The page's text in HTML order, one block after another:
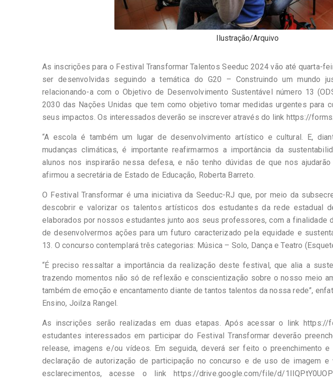
Ilustração/Arquivo
As inscrições para o Festival Transformar Talentos Seeduc 2024 vão até quarta-
ser desenvolvidas seguindo a temática do G20 – Construindo um mundo
relacionando-a com o Objetivo de Desenvolvimento Sustentável número 13
2030 das Nações Unidas que tem como objetivo tomar medidas urgentes para
seus impactos. Os interessados deverão se inscrever através do link https://
“A escola é também um lugar de desenvolvimento artístico e cultural. E,
mudanças climáticas, é importante reafirmarmos a importância da
alunos nos inspirarão nessa defesa, e não tenho dúvidas de que nos ajudarão
afirmou a secretária de Estado de Educação, Roberta Barreto.
O Festival Transformar é uma iniciativa da Seeduc-RJ que, por meio da
descobrir e valorizar os talentos artísticos dos estudantes da rede estadual
elaborados por nossos estudantes junto aos seus professores, com a finalidade
de desenvolvermos ações para um futuro caracterizado pela equidade e
13. O concurso contemplará três categorias: Música – Solo, Dança e Teatro
“É preciso ressaltar a importância da realização deste festival, que alia a
trazendo momentos não só de reflexão e conscientização sobre o nosso meio
também de emoção e encantamento diante de tantos talentos da nossa rede”,
Ensino, Joilza Rangel.
As inscrições serão realizadas em duas etapas. Após acessar o link https://
estudantes interessados em participar do Festival Transformar deverão
release, imagens e/ou vídeos. Em seguida, deverá ser feito o preenchimento
declaração de autorização de participação no concurso e de uso de imagem
esclarecimentos, acesse o link https://drive.google.com/file/d/